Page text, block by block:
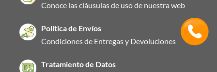
Conoce las cláusulas de uso de nuestra web
Política de Envíos
Condiciones de Entregas y Devoluciones
Tratamiento de Datos